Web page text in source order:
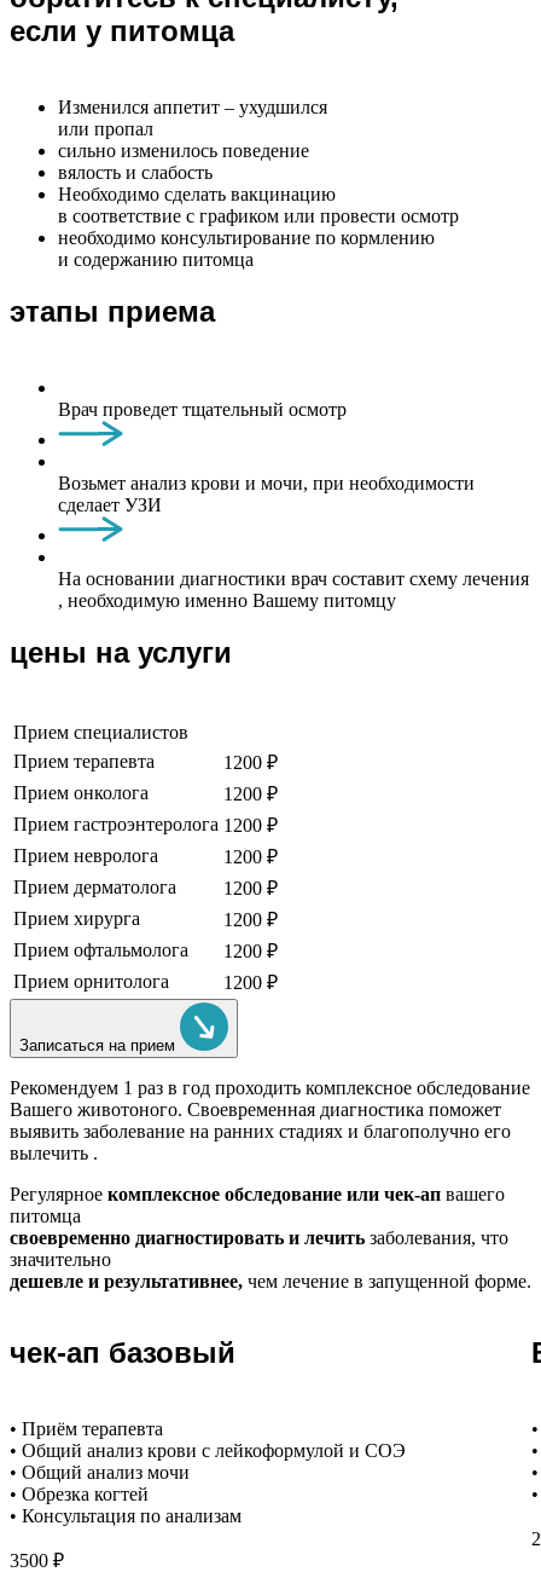
если у питомца
Изменился аппетит – ухудшился
или пропал
сильно изменилось поведение
вялость и слабость
Необходимо сделать вакцинацию
в соответствие с графиком или провести осмотр
необходимо консультирование по кормлению
и содержанию питомца
этапы приема
Врач проведет тщательный осмотр
Возьмет анализ крови и мочи, при необходимости
сделает УЗИ
На основании диагностики врач составит схему лечения
, необходимую именно Вашему питомцу
цены на услуги
Прием специалистов
Прием терапевта
1200 ₽
Прием онколога
1200 ₽
Прием гастроэнтеролога 1200 ₽
Прием невролога
1200 ₽
Прием дерматолога
1200 ₽
Прием хирурга
1200 ₽
Прием офтальмолога
1200 ₽
Прием орнитолога
1200 ₽
Записаться на прием
Рекомендуем 1 раз в год проходить комплексное обследование
Вашего животоного. Своевременная диагностика поможет
выявить заболевание на ранних стадиях и благополучно его
вылечить .
Регулярное комплексное обследование или чек-ап вашего
питомца
своевременно диагностировать и лечить заболевания, что
значительно
дешевле и результативнее, чем лечение в запущенной форме.
чек-ап базовый
• Приём терапевта
• Общий анализ крови с лейкоформулой и СОЭ
• Общий анализ мочи
• Обрезка когтей
• Консультация по анализам
3500 ₽